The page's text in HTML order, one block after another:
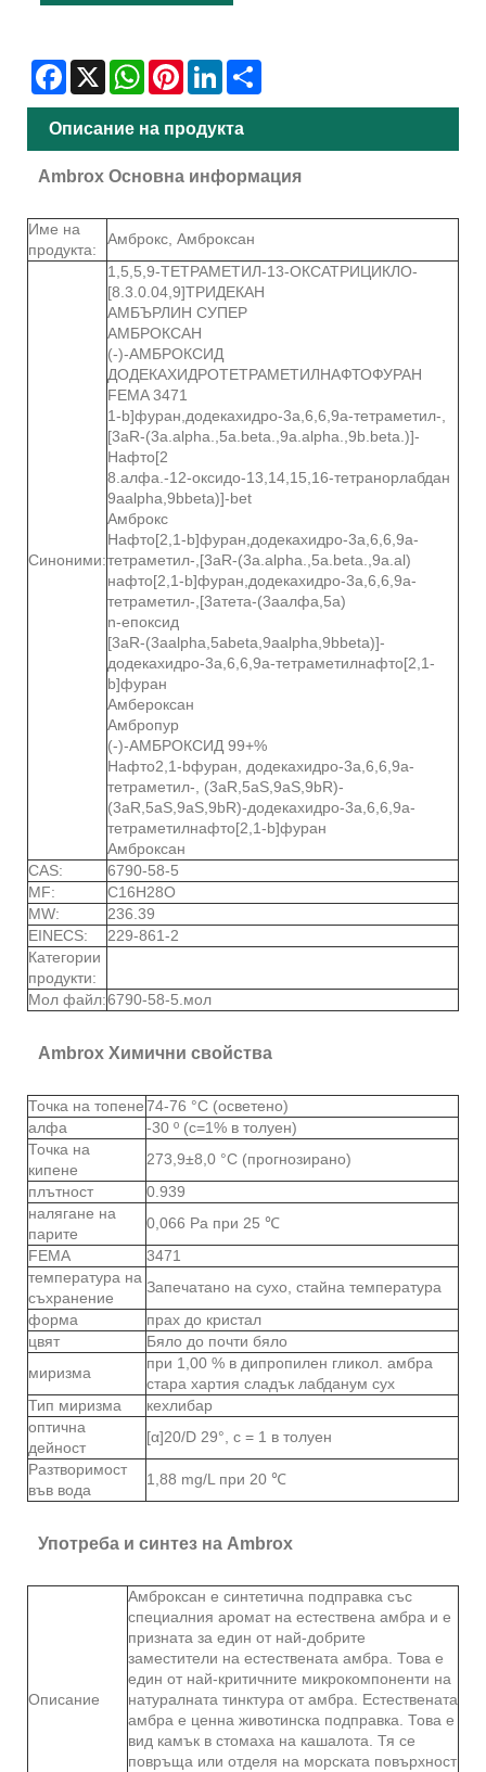
Facebook
X WhatsAppPinterestLinkedIn
Описание на продукта
Ambrox Основна информация
Име на
продукта:
Амброкс, Амброксан
Синоними:
1,5,5,9-ТЕТРАМЕТИЛ-13-ОКСАТРИЦИКЛО-
[8.3.0.04,9]ТРИДЕКАН
АМБЪРЛИН СУПЕР
АМБРОКСАН
(-)-АМБРОКСИД
ДОДЕКАХИДРОТЕТРАМЕТИЛНАФТОФУРАН
FEMA 3471
1-b]фуран,додекахидро-3a,6,6,9a-тетраметил-,
[3aR-(3a.alpha.,5a.beta.,9a.alpha.,9b.beta.)]-
Нафто[2
8.алфа.-12-оксидо-13,14,15,16-тетранорлабдан
9aalpha,9bbeta)]-bet
Амброкс
Нафто[2,1-b]фуран,додекахидро-3a,6,6,9a-
тетраметил-,[3aR-(3a.alpha.,5a.beta.,9a.al)
нафто[2,1-b]фуран,додекахидро-3а,6,6,9а-
тетраметил-,[3атета-(3аалфа,5а)
n-епоксид
[3aR-(3aalpha,5abeta,9aalpha,9bbeta)]-
додекахидро-3a,6,6,9a-тетраметилнафто[2,1-
b]фуран
Амбероксан
Амбропур
(-)-АМБРОКСИД 99+%
Нафто2,1-bфуран, додекахидро-3a,6,6,9a-
тетраметил-, (3aR,5aS,9aS,9bR)-
(3aR,5aS,9aS,9bR)-додекахидро-3a,6,6,9a-
тетраметилнафто[2,1-b]фуран
Амброксан
CAS:
6790-58-5
MF:
C16H28O
MW:
236.39
EINECS:
229-861-2
Категории
продукти:
Мол файл:6790-58-5.мол
Ambrox Химични свойства
Точка на топене74-76 °C (осветено)
алфа
-30 º (c=1% в толуен)
Точка на
кипене
273,9±8,0 °C (прогнозирано)
плътност
0.939
налягане на
парите
0,066 Pa при 25 ℃
FEMA
3471
температура на
съхранение
Запечатано на сухо, стайна температура
форма
прах до кристал
цвят
Бяло до почти бяло
миризма
при 1,00 % в дипропилен гликол. амбра
стара хартия сладък лабданум сух
Тип миризма
кехлибар
оптична
дейност
[α]20/D 29°, c = 1 в толуен
Разтворимост
във вода
1,88 mg/L при 20 ℃
Употреба и синтез на Ambrox
Описание
Амброксан е синтетична подправка със
специалния аромат на естествена амбра и е
призната за един от най-добрите
заместители на естествената амбра. Това е
един от най-критичните микрокомпоненти на
натуралната тинктура от амбра. Естествената
амбра е ценна животинска подправка. Това е
вид камък в стомаха на кашалота. Тя се
повръща или отделя на морската повърхност